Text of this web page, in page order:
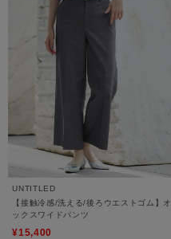
UNTITLED
【接触冷感/洗える/後ろウエストゴム】オ
ックスワイドパンツ
¥15,400